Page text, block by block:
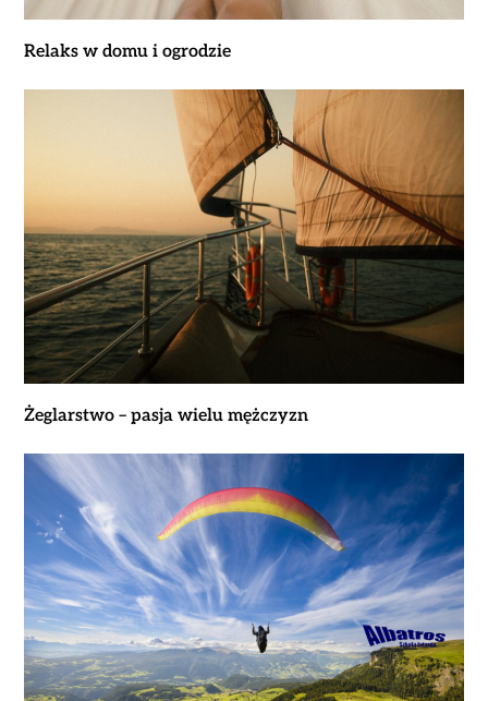
Relaks w domu i ogrodzie
Żeglarstwo – pasja wielu mężczyzn